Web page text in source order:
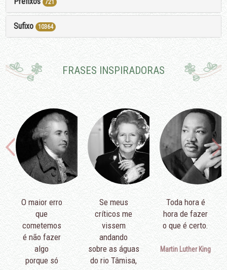
721
Sufixo 10364
FRASES INSPIRADORAS
O maior erro
que
cometemos
é não fazer
algo
porque só
Se meus
críticos me
vissem
andando
sobre as águas
do rio Tâmisa,
Toda hora é
hora de fazer
o que é certo.
Martin Luther King